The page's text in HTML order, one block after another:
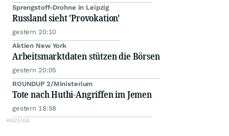
Sprengstoff-Drohne in Leipzig
Russland sieht 'Provokation'
gestern 20:10
Aktien New York
Arbeitsmarktdaten stützen die Börsen
gestern 20:05
ROUNDUP 2/Ministerium
Tote nach Huthi-Angriffen im Jemen
gestern 18:58